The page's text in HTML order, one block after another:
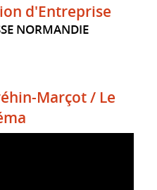
d'Entreprise
NORMANDIE
Marçot / Le